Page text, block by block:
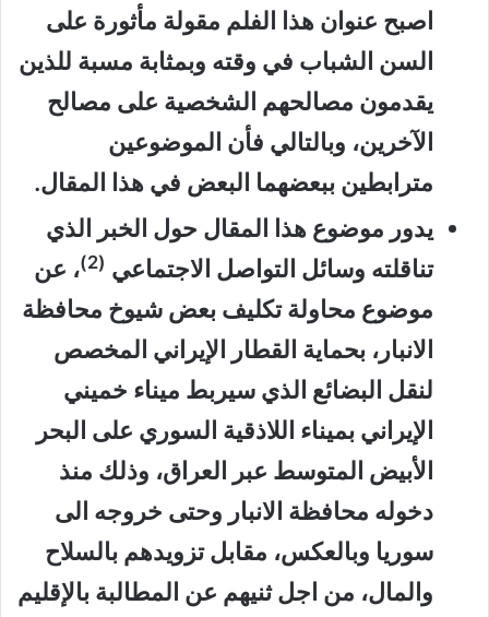
اصبح عنوان هذا الفلم مقولة مأثورة على
السن الشباب في وقته وبمثابة مسبة للذين
يقدمون مصالحهم الشخصية على مصالح
الآخرين، وبالتالي فأن الموضوعين
مترابطين ببعضهما البعض في هذا المقال.
يدور موضوع هذا المقال حول الخبر الذي
تناقلته وسائل التواصل الاجتماعي (2)
، عن
موضوع محاولة تكليف بعض شيوخ محافظة
الانبار، بحماية القطار الإيراني المخصص
لنقل البضائع الذي سيربط ميناء خميني
الإيراني بميناء اللاذقية السوري على البحر
الأبيض المتوسط عبر العراق، وذلك منذ
دخوله محافظة الانبار وحتى خروجه الى
سوريا وبالعكس، مقابل تزويدهم بالسلاح
والمال، من اجل ثنيهم عن المطالبة بالإقليم